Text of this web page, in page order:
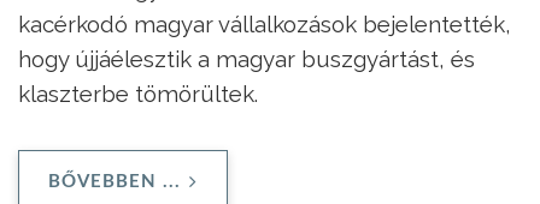
kacérkodó magyar vállalkozások bejelentették,
hogy újjáélesztik a magyar buszgyártást, és
klaszterbe tömörültek.
BŐVEBBEN ...